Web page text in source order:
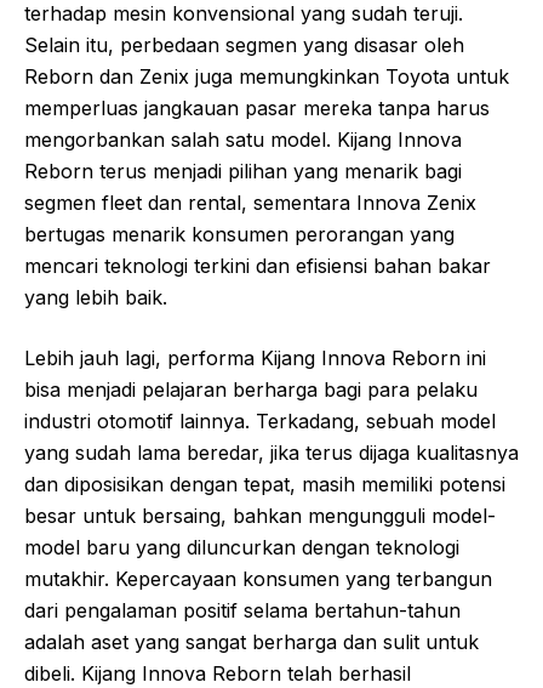
terhadap mesin konvensional yang sudah teruji.
Selain itu, perbedaan segmen yang disasar oleh
Reborn dan Zenix juga memungkinkan Toyota untuk
memperluas jangkauan pasar mereka tanpa harus
mengorbankan salah satu model. Kijang Innova
Reborn terus menjadi pilihan yang menarik bagi
segmen fleet dan rental, sementara Innova Zenix
bertugas menarik konsumen perorangan yang
mencari teknologi terkini dan efisiensi bahan bakar
yang lebih baik.
Lebih jauh lagi, performa Kijang Innova Reborn ini
bisa menjadi pelajaran berharga bagi para pelaku
industri otomotif lainnya. Terkadang, sebuah model
yang sudah lama beredar, jika terus dijaga kualitasnya
dan diposisikan dengan tepat, masih memiliki potensi
besar untuk bersaing, bahkan mengungguli model-
model baru yang diluncurkan dengan teknologi
mutakhir. Kepercayaan konsumen yang terbangun
dari pengalaman positif selama bertahun-tahun
adalah aset yang sangat berharga dan sulit untuk
dibeli. Kijang Innova Reborn telah berhasil